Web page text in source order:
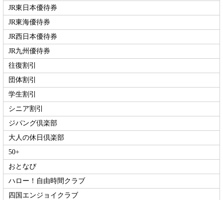
JR東日本優待券
JR東海優待券
JR西日本優待券
JR九州優待券
往復割引
団体割引
学生割引
シニア割引
ジパング倶楽部
大人の休日倶楽部
50+
おとなび
ハロー！自由時間クラブ
四国エンジョイクラブ